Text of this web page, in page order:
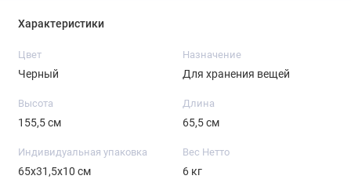
Характеристики
Цвет
Черный
Назначение
Для хранения вещей
Высота
155,5 см
Длина
65,5 см
Индивидуальная упаковка
65х31,5х10 см
Вес Нетто
6 кг